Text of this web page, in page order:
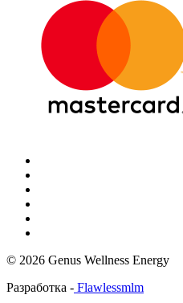
© 2026 Genus Wellness Energy
Разработка - Flawlessmlm